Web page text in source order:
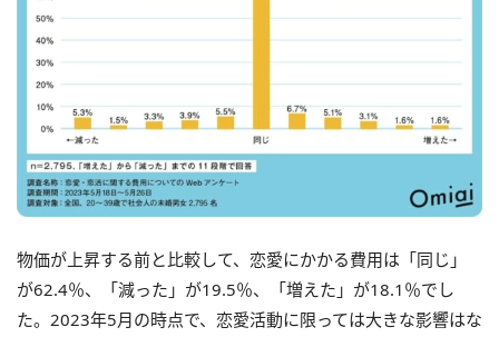
物価が上昇する前と比較して、恋愛にかかる費用は「同じ」
が62.4％、「減った」が19.5％、「増えた」が18.1％でし
た。2023年5月の時点で、恋愛活動に限っては大きな影響はな